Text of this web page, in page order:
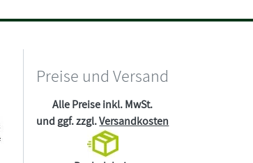
Preise und Versand
Alle Preise inkl. MwSt.
und ggf. zzgl.Versandkosten